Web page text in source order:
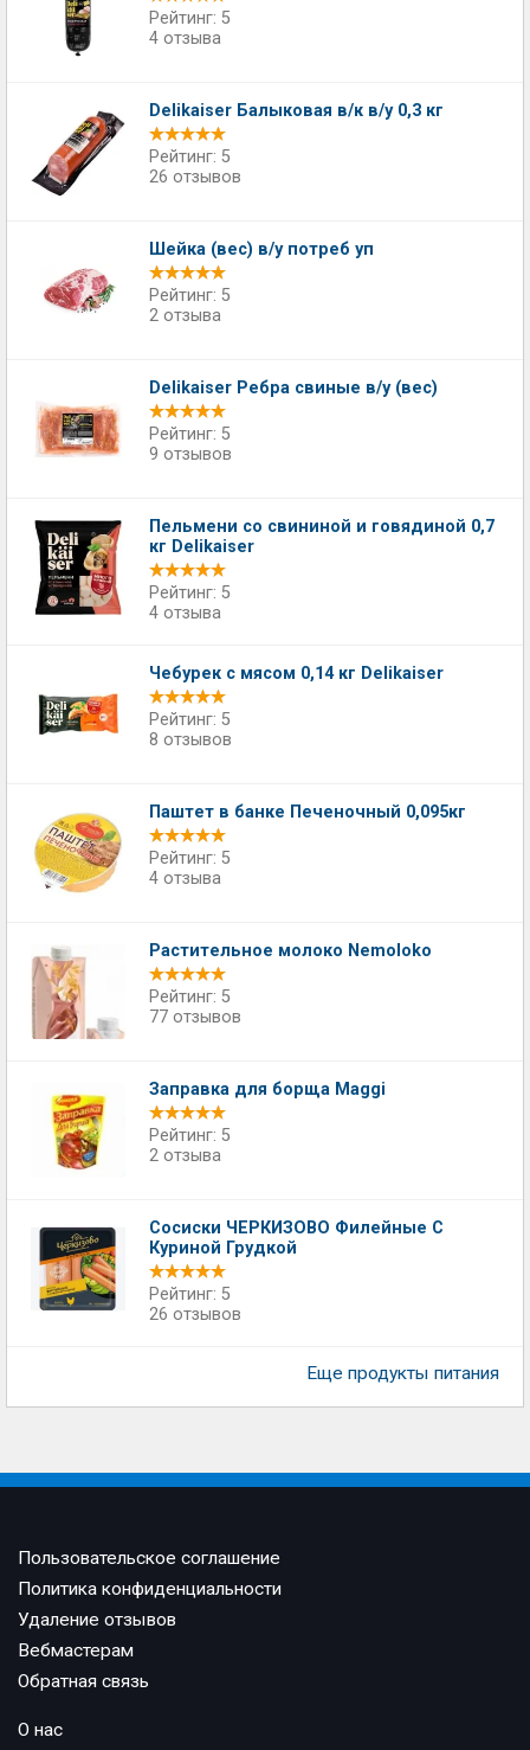
Рейтинг: 5
4 отзыва
Delikaiser Балыковая в/к в/у 0,3 кг
Рейтинг: 5
26 отзывов
Шейка (вес) в/у потреб уп
Рейтинг: 5
2 отзыва
Delikaiser Ребра свиные в/у (вес)
Рейтинг: 5
9 отзывов
Пельмени со свининой и говядиной 0,7
кг Delikaiser
Рейтинг: 5
4 отзыва
Чебурек с мясом 0,14 кг Delikaiser
Рейтинг: 5
8 отзывов
Паштет в банке Печеночный 0,095кг
Рейтинг: 5
4 отзыва
Растительное молоко Nemoloko
Рейтинг: 5
77 отзывов
Заправка для борща Maggi
Рейтинг: 5
2 отзыва
Сосиски ЧЕРКИЗОВО Филейные С
Куриной Грудкой
Рейтинг: 5
26 отзывов
Еще продукты питания
Пользовательское соглашение
Политика конфиденциальности
Удаление отзывов
Вебмастерам
Обратная связь
О нас